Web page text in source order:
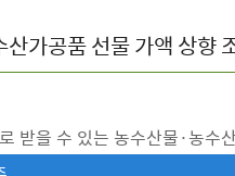
가공품 선물 가액 상향
받을 수 있는 농수산물·농수